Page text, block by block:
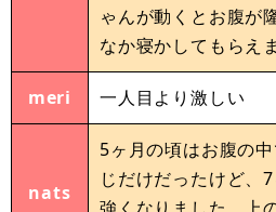
ゃんが動くとお腹が
なか寝かしてもらえ
meri 一人目より激しい
nats
5ヶ月の頃はお腹の
じだけだったけど、